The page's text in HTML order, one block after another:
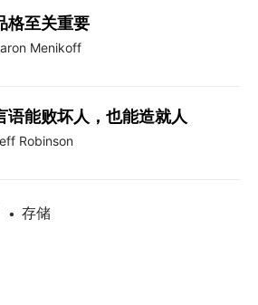
格至关重要
Menikoff
语能败坏人，也能造就人
Robinson
• 存储